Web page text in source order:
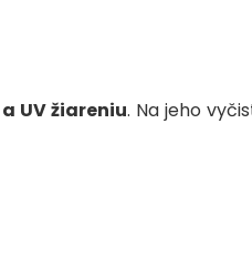
UV žiareniu. Na jeho